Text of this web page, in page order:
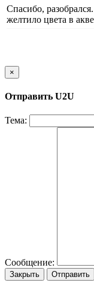
Спасибо,
желтило цвета в
×
Отправить U2U
Тема:
Сообщение:
Закрыть Отправить